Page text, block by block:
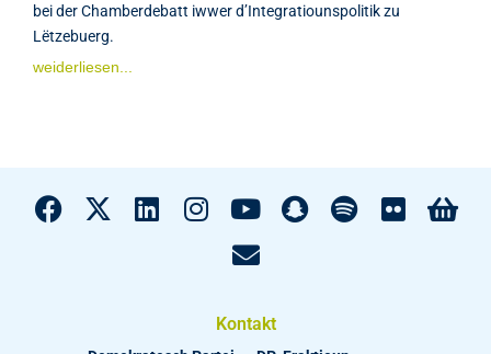
bei der Chamberdebatt iwwer d’Integratiounspolitik zu
Lëtzebuerg.
weiderliesen...
Kontakt